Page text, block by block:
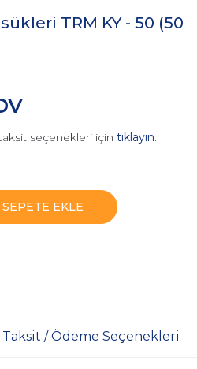
TRM KY - 50 (50
seçenekleri için tıklayın.
SEPETE EKLE
Taksit / Ödeme Seçenekleri